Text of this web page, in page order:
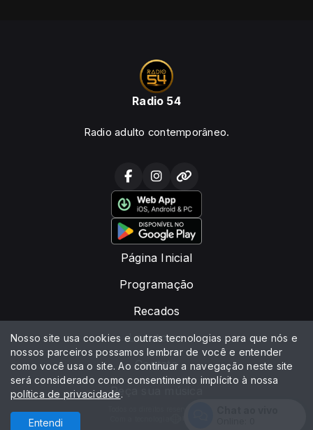
Radio 54
Radio adulto contemporâneo.
Página Inicial
Programação
Recados
Locutores
Contato
Peça sua música
Nosso site usa cookies e outras tecnologias para que nós e
nossos parceiros possamos lembrar de você e entender
como você usa o site. Ao continuar a navegação neste site
será considerado como consentimento implícito à nossa
política de privacidade.
Entendi